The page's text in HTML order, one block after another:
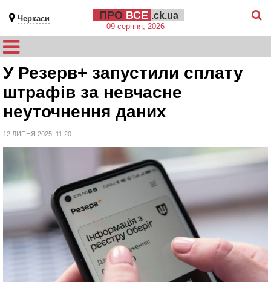
Черкаси ПРО ВСЕ .ck.ua
09 серпня, 2026
У Резерв+ запустили сплату
штрафів за невчасне
неуточнення даних
12 ЛИПНЯ 2025, 11:20